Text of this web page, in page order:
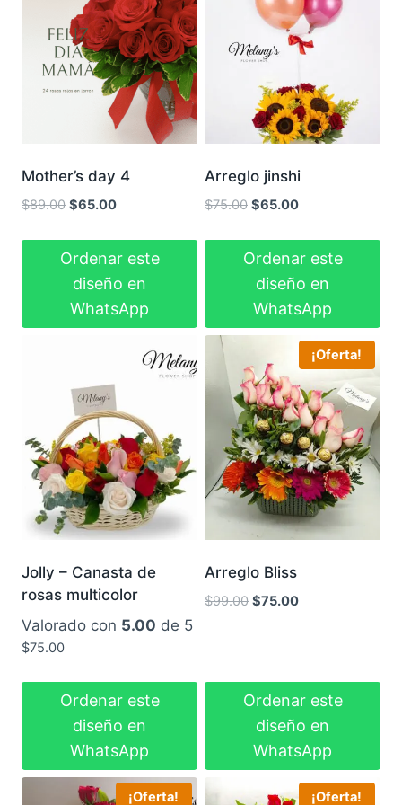
Mother’s day 4
$89.00 El
era:
$89.00.
$65.00El
es:
$65.00.
Ordenar este
diseño en
WhatsApp
Arreglo jinshi
$75.00 El
era:
$75.00.
$65.00El
es:
$65.00.
Ordenar este
diseño en
WhatsApp
Jolly – Canasta de
rosas multicolor
Valorado con 5.00 de 5
$75.00
Ordenar este
diseño en
WhatsApp
¡Oferta!
Arreglo Bliss
$99.00 El
$99.00.
$75.00El
$75.00.
Ordenar este
diseño en
WhatsApp
¡Oferta! ¡Oferta!